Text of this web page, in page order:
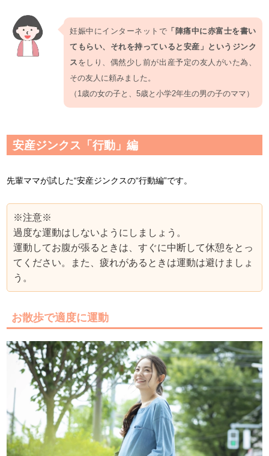
妊娠中にインターネットで 「陣痛中に赤富士を書い
てもらい、それを持っていると安産」というジンク
ス をしり、偶然少し前が出産予定の友人がいた為、
その友人に頼みました。
（1歳の女の子と、5歳と小学2年生の男の子のママ）
安産ジンクス「行動」編
先輩ママが試した“安産ジンクスの“行動編”です。
※注意※
過度な運動はしないようにしましょう。
運動してお腹が張るときは、すぐに中断して休憩をとっ
てください。また、疲れがあるときは運動は避けましょ
う。
お散歩で適度に運動